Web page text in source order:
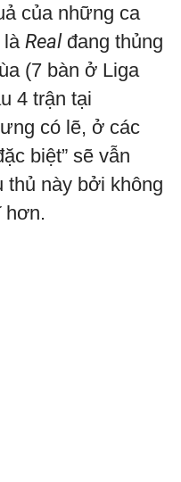
của những ca
là Realđang thủng
(7 bàn ở Liga
4 trận tại
có lẽ, ở các
biệt” sẽ vẫn
thủ này bởi không
hơn.